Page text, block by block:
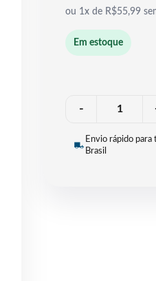
ou 1x de R$55,99
Em estoque
-
Envio rápido para
Brasil